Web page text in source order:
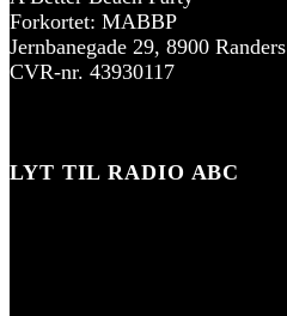
Forkortet: MABBP
Jernbanegade 29, 8900 Randers
CVR-nr. 43930117
LYT TIL RADIO ABC